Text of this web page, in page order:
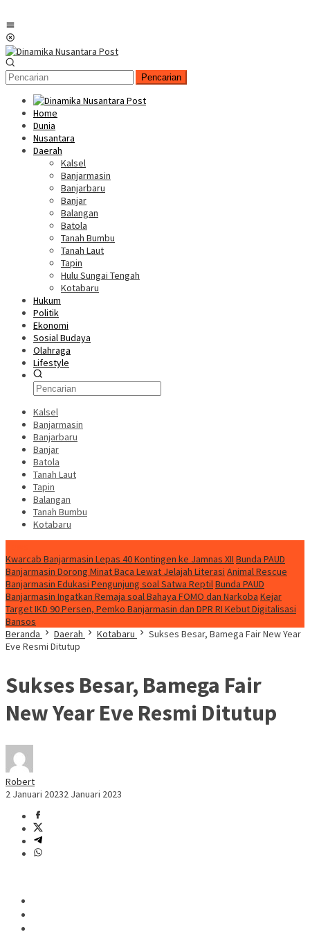
Pencarian
Home
Dunia
Nusantara
Daerah
Kalsel
Banjarmasin
Banjarbaru
Banjar
Balangan
Batola
Tanah Bumbu
Tanah Laut
Tapin
Hulu Sungai Tengah
Kotabaru
Hukum
Politik
Ekonomi
Sosial Budaya
Olahraga
Lifestyle
Kalsel
Banjarmasin
Banjarbaru
Banjar
Batola
Tanah Laut
Tapin
Balangan
Tanah Bumbu
Kotabaru
Kwarcab Banjarmasin Lepas 40 Kontingen ke Jamnas XII Bunda PAUD
Banjarmasin Dorong Minat Baca Lewat Jelajah Literasi Animal Rescue
Banjarmasin Edukasi Pengunjung soal Satwa ReptilBunda PAUD
Banjarmasin Ingatkan Remaja soal Bahaya FOMO dan Narkoba Kejar
Target IKD 90 Persen, Pemko Banjarmasin dan DPR RI Kebut Digitalisasi
Bansos
Beranda
Daerah Kotabaru
Sukses Besar, Bamega Fair New Year
Eve Resmi Ditutup
Sukses Besar, Bamega Fair
New Year Eve Resmi Ditutup
Robert
2 Januari 20232 Januari 2023